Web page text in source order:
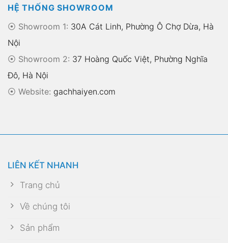
HỆ THỐNG SHOWROOM
⦿ Showroom 1: 30A Cát Linh, Phường Ô Chợ Dừa, Hà
Nội
⦿ Showroom 2: 37 Hoàng Quốc Việt, Phường Nghĩa
Đô, Hà Nội
⦿ Website: gachhaiyen.com
LIÊN KẾT NHANH
Trang chủ
Về chúng tôi
Sản phẩm